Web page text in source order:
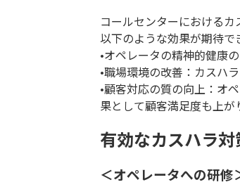
コールセンターにおけるカ
以下のような効果が期待で
•オペレータの精神的健康
•職場環境の改善：カスハ
•顧客対応の質の向上：オ
果として顧客満足度も上が
有効なカスハラ対
＜オペレータへの研修